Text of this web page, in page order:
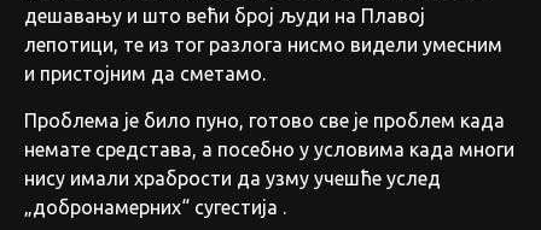
дешавању и што већи број људи на Плавој
лепотици, те из тог разлога нисмо видели умесним
и пристојним да сметамо.
Проблема је било пуно, готово све је проблем када
немате средстава, а посебно у условима када многи
нису имали храбрости да узму учешће услед
„добронамерних“ сугестија .